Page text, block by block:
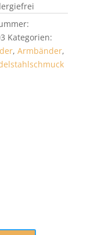
Kategorien:
,Armbänder,